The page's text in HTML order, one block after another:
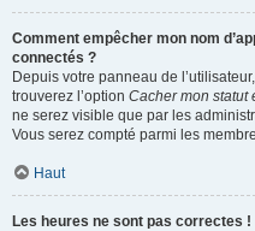
Comment empêcher mon nom
connectés ?
Depuis votre panneau de
trouverez l’option Cacher mon statut
ne serez visible que par les
Vous serez compté parmi les
Haut
Les heures ne sont pas correctes !